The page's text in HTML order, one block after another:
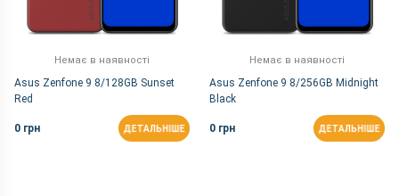
Немає в наявності
Asus Zenfone 9 8/128GB Sunset
Red
0 грн ДЕТАЛЬНІШЕ
Немає в наявності
Asus Zenfone 9 8/256GB Midnight
Black
0 грн ДЕТАЛЬНІШЕ